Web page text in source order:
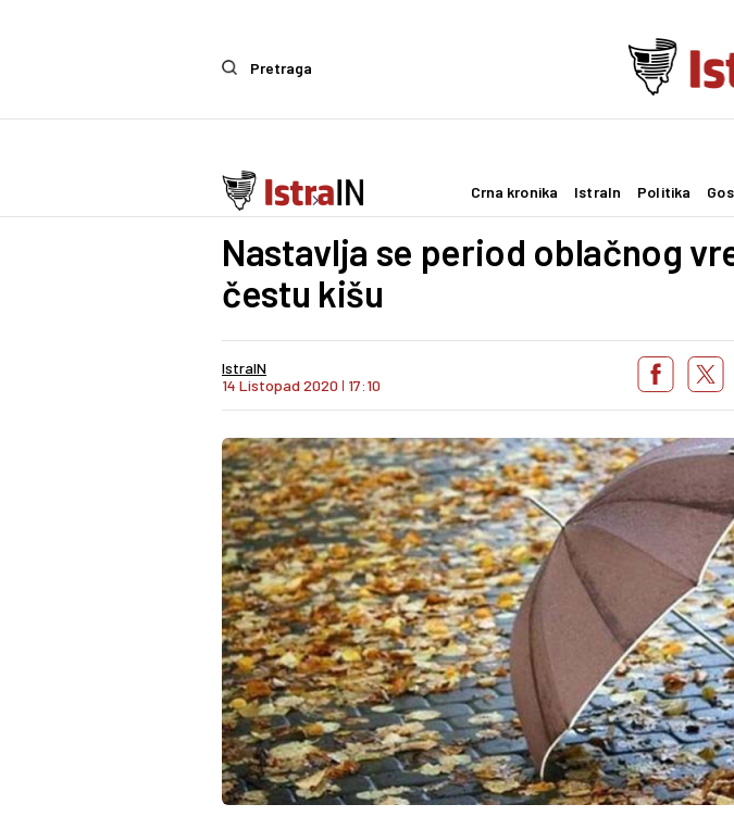
Pretraga
Crna kronika IstraIn Politika
Ostalo Zanimljivosti
Nastavlja se period oblačnog
čestu kišu
IstraIN
14 Listopad 2020 I 17:10